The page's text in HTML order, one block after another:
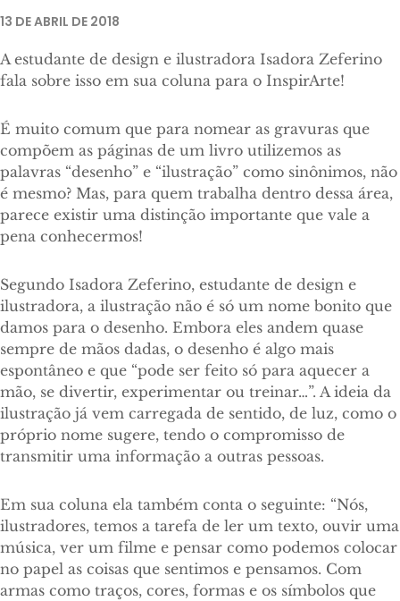
13 DE ABRIL DE 2018
A estudante de design e ilustradora Isadora Zeferino
fala sobre isso em sua coluna para o InspirArte!
É muito comum que para nomear as gravuras que
compõem as páginas de um livro utilizemos as
palavras “desenho” e “ilustração” como sinônimos, não
é mesmo? Mas, para quem trabalha dentro dessa área,
parece existir uma distinção importante que vale a
pena conhecermos!
Segundo Isadora Zeferino, estudante de design e
ilustradora, a ilustração não é só um nome bonito que
damos para o desenho. Embora eles andem quase
sempre de mãos dadas, o desenho é algo mais
espontâneo e que “pode ser feito só para aquecer a
mão, se divertir, experimentar ou treinar…”. A ideia da
ilustração já vem carregada de sentido, de luz, como o
próprio nome sugere, tendo o compromisso de
transmitir uma informação a outras pessoas.
Em sua coluna ela também conta o seguinte: “Nós,
ilustradores, temos a tarefa de ler um texto, ouvir uma
música, ver um filme e pensar como podemos colocar
no papel as coisas que sentimos e pensamos. Com
armas como traços, cores, formas e os símbolos que